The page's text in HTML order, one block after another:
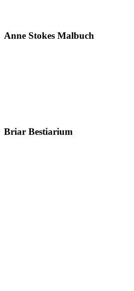
Anne Stokes Malbuch
Briar Bestiarium